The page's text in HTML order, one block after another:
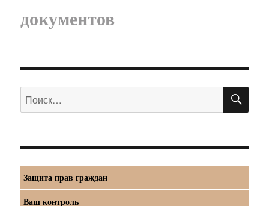
документов
Искать:
Защита прав граждан
Ваш контроль